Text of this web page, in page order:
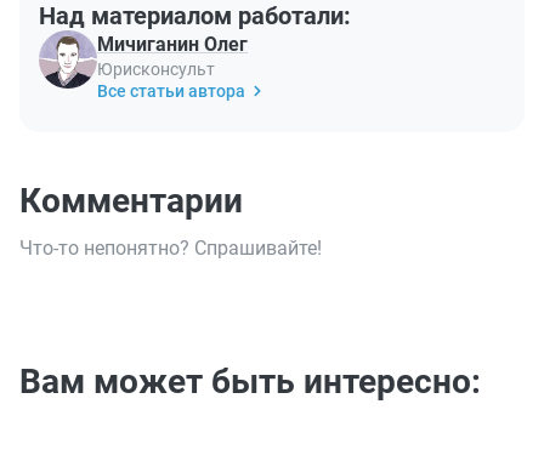
Над материалом работали:
Мичиганин Олег
Юрисконсульт
Все статьи автора
Комментарии
Что-то непонятно? Спрашивайте!
Вам может быть интересно: